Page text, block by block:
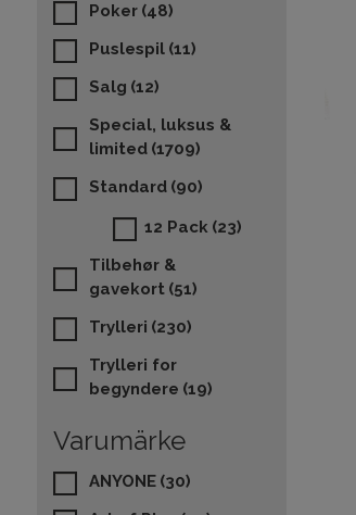
Poker (48)
Puslespil (11)
Salg (12)
Special, luksus &
limited (1709)
Standard (90)
12 Pack (23)
Tilbehør &
gavekort (51)
Trylleri (230)
Trylleri for
begyndere (19)
Varumärke
ANYONE (30)